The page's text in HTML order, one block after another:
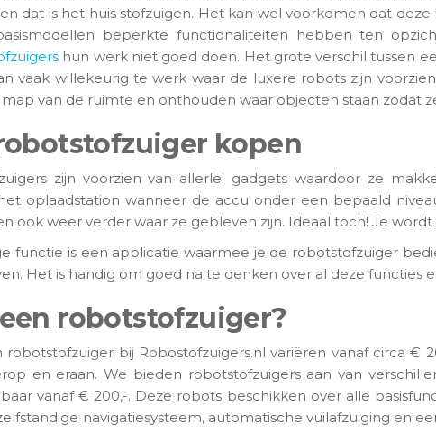
dat is het huis stofzuigen. Het kan wel voorkomen dat
beperkte functionaliteiten hebben ten
hun werk niet goed doen. Het grote verschil tussen
vaak willekeurig te werk waar de luxere robots zijn
van de ruimte en onthouden waar objecten staan zodat
kopen
zijn voorzien van allerlei gadgets waardoor ze
oplaadstation wanneer de accu onder een bepaald
ook weer verder waar ze gebleven zijn. Ideaal toch! Je
functie is een applicatie waarmee je de robotstofzuiger
Het is handig om goed na te denken over al deze functies
robotstofzuiger?
robotstofzuiger bij Robostofzuigers.nl variëren vanaf circa
en eraan. We bieden robotstofzuigers aan van
vanaf € 200,-. Deze robots beschikken over alle
navigatiesysteem, automatische vuilafzuiging en